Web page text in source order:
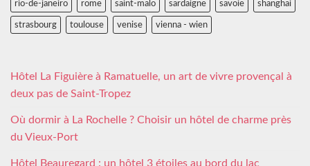
rio-de-janeiro rome saint-malo sardaigne savoie shanghai
strasbourg toulouse venise vienna - wien
Hôtel La Figuière à Ramatuelle, un art de vivre provençal à
deux pas de Saint-Tropez
Où dormir à La Rochelle ? Choisir un hôtel de charme près
du Vieux-Port
Hôtel Beauregard : un hôtel 3 étoiles au bord du lac